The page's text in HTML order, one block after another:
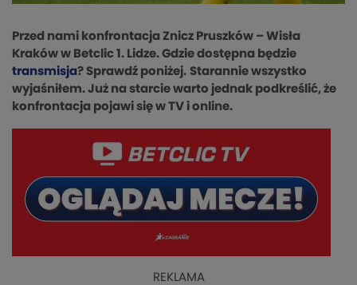
Przed nami konfrontacja Znicz Pruszków – Wisła
Kraków w Betclic 1. Lidze. Gdzie dostępna będzie
transmisja? Sprawdź poniżej. Starannie wszystko
wyjaśniłem. Już na starcie warto jednak podkreślić, że
konfrontacja pojawi się w TV i online.
REKLAMA